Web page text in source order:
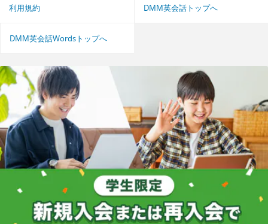
利用規約 DMM英会話トップへ
DMM英会話Wordsトップへ